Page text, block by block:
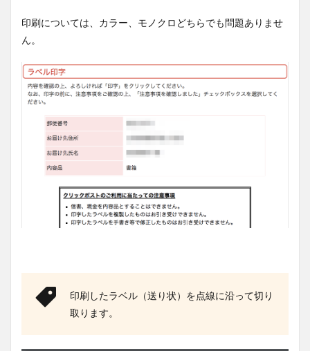
印刷については、カラー、モノクロどちらでも問題ありませ
ん。
印刷したラベル（送り状）を点線に沿って切り
取ります。